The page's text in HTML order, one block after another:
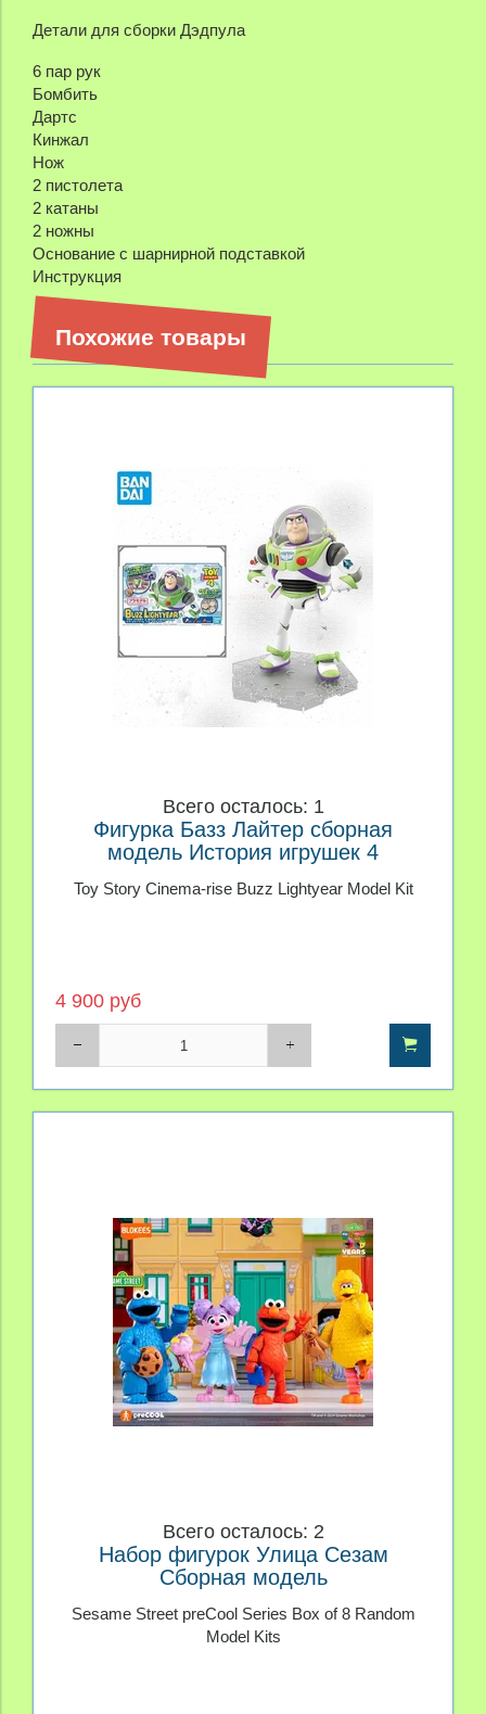
Детали для сборки Дэдпула
6 пар рук
Бомбить
Дартс
Кинжал
Нож
2 пистолета
2 катаны
2 ножны
Основание с шарнирной подставкой
Инструкция
Похожие товары
Всего осталось: 1
Фигурка Базз Лайтер сборная
модель История игрушек 4
Toy Story Cinema-rise Buzz Lightyear Model Kit
4 900 руб
Всего осталось: 2
Набор фигурок Улица Сезам
Сборная модель
Sesame Street preCool Series Box of 8 Random
Model Kits